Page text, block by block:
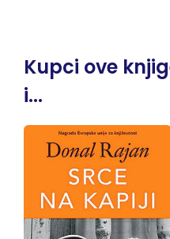
Kupci ove
i...